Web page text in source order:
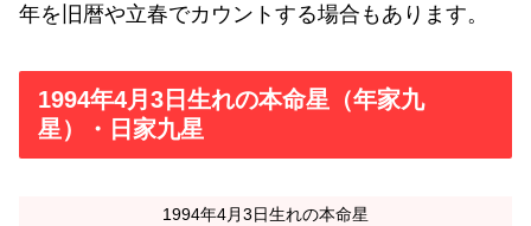
年を旧暦や立春でカウントする場合もあります。
1994年4月3日生れの本命星（年家九
星）・日家九星
1994年4月3日生れの本命星